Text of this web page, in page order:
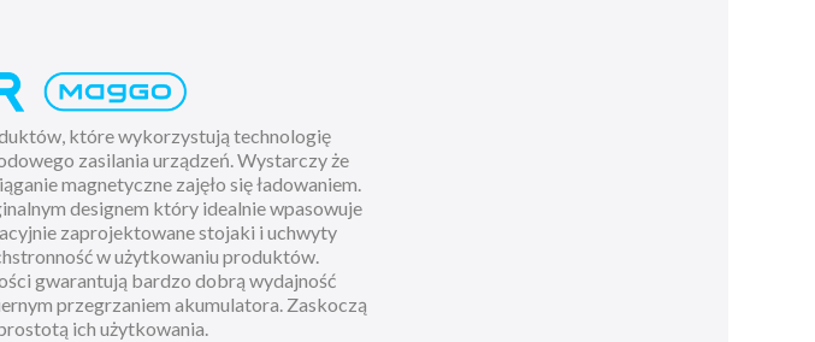
które wykorzystują technologię
zasilania urządzeń. Wystarczy że
magnetyczne zajęło się ładowaniem.
designem który idealnie wpasowuje
zaprojektowane stojaki i uchwyty
w użytkowaniu produktów.
gwarantują bardzo dobrą wydajność
przegrzaniem akumulatora. Zaskoczą
ich użytkowania.